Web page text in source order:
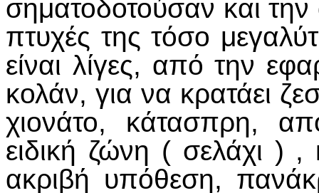
σηματοδοτούσαν και
πτυχές της τόσο
είναι λίγες, από την
κολάν, για να κρατάει
χιονάτο, κάτασπρη,
ειδική ζώνη ( σελάχι )
ακριβή υπόθεση,